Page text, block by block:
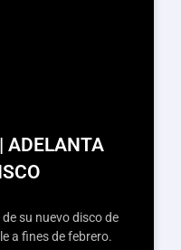
ADELANTA
de su nuevo disco de
a fines de febrero.